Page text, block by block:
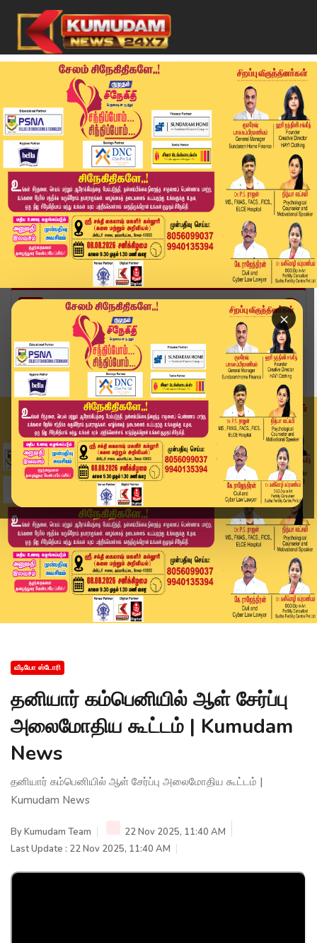
×
Home
வீடியோ ஸ்டோரி
தனியார் கம்பெனியில் ஆள் சேர்ப்பு அலைமோதிய கூட்ட...
வீடியோ ஸ்டோரி
தனியார் கம்பெனியில் ஆள் சேர்ப்பு
அலைமோதிய கூட்டம் | Kumudam
News
தனியார் கம்பெனியில் ஆள் சேர்ப்பு அலைமோதிய கூட்டம் |
Kumudam News
ByKumudam Team
22 Nov 2025, 11:40 AM
Last Update : 22 Nov 2025, 11:40 AM